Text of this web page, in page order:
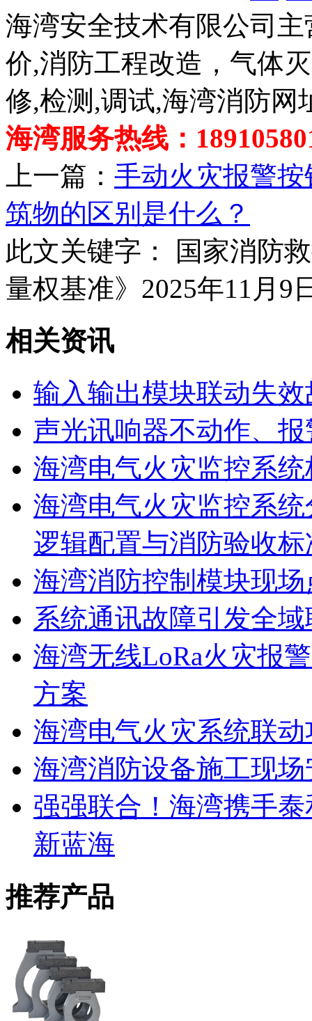
海湾安全技术有限公司
价,消防工程改造，气体
修,检测,调试,海湾消防网
海湾服务热线：
上一篇： 手动火灾报警
筑物的区别是什么？
此文关键字：
国家消防
量权基准》2025年11月9
相关资讯
输入输出模块联动失效
声光讯响器不动作、
海湾电气火灾监控系
海湾电气火灾监控系
逻辑配置与消防验收标
海湾消防控制模块现
系统通讯故障引发全
海湾无线LoRa火灾报
方案
海湾电气火灾系统联
海湾消防设备施工现
强强联合！海湾携手
新蓝海
推荐产品